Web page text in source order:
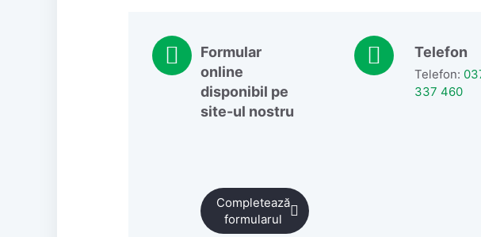
Formular
online
disponibil pe
site-ul nostru
Completează
formularul
Telefon
Telefon:
337 460